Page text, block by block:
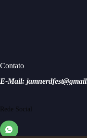
Contato
E-Mail:
Rede Social